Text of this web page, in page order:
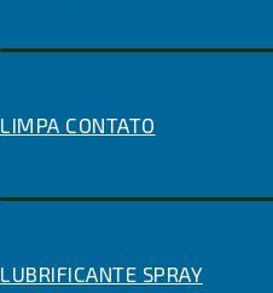
LIMPA CONTATO
LUBRIFICANTE SPRAY